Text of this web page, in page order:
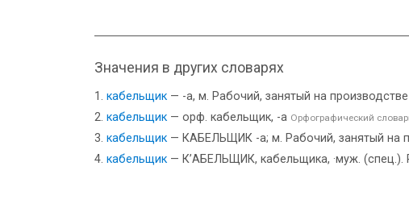
Значения в других словарях
кабельщик — -а, м. Рабочий, занятый на
кабельщик — орф. кабельщик, -а Орфографический
кабельщик — КАБЕЛЬЩИК -а; м. Рабочий, занятый на
кабельщик — К’АБЕЛЬЩИК, кабельщика, ·муж.